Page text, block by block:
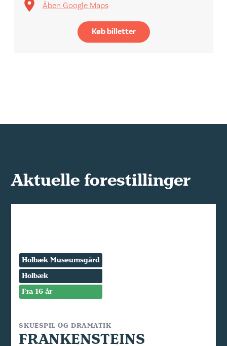
Åben Google Maps
Køb billetter
Aktuelle forestillinger
Holbæk Museumsgård
Holbæk
Fra 16 år
SKUESPIL OG DRAMATIK
FRANKENSTEINS